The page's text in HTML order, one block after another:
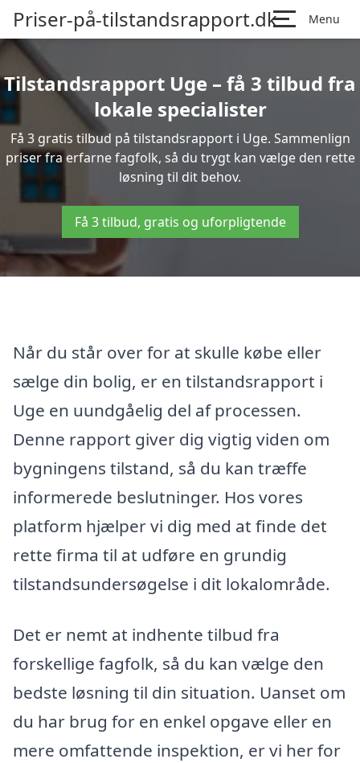
Priser-på-tilstandsrapport.dk Menu
Tilstandsrapport Uge – få 3 tilbud fra
lokale specialister
Få 3 gratis tilbud på tilstandsrapport i Uge. Sammenlign
priser fra erfarne fagfolk, så du trygt kan vælge den rette
løsning til dit behov.
Få 3 tilbud, gratis og uforpligtende
Når du står over for at skulle købe eller
sælge din bolig, er en tilstandsrapport i
Uge en uundgåelig del af processen.
Denne rapport giver dig vigtig viden om
bygningens tilstand, så du kan træffe
informerede beslutninger. Hos vores
platform hjælper vi dig med at finde det
rette firma til at udføre en grundig
tilstandsundersøgelse i dit lokalområde.
Det er nemt at indhente tilbud fra
forskellige fagfolk, så du kan vælge den
bedste løsning til din situation. Uanset om
du har brug for en enkel opgave eller en
mere omfattende inspektion, er vi her for